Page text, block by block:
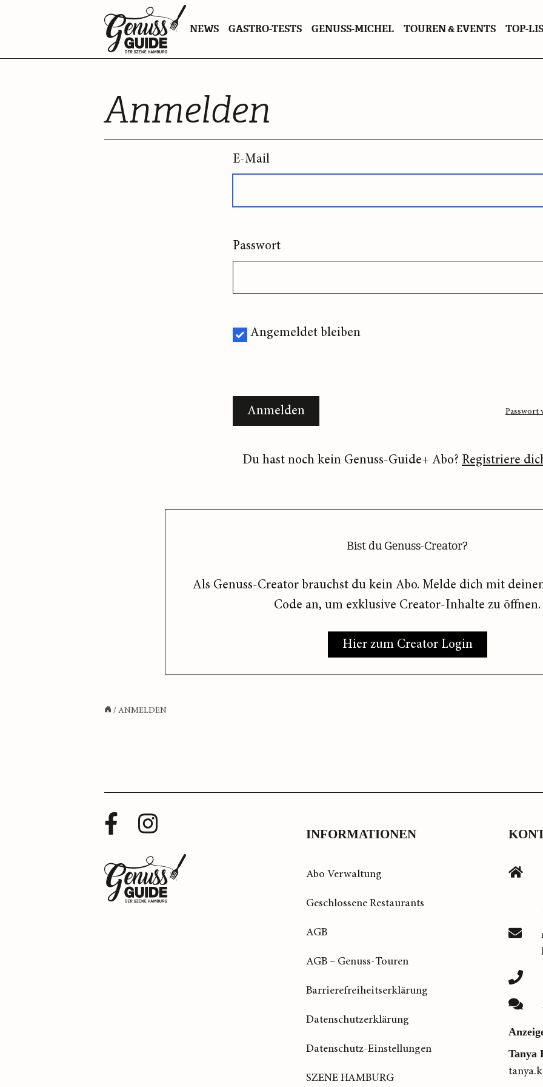
Zurück
zur
Startseite
NEWS GASTRO-TESTS GENUSS-MICHEL TOUREN & EVENTS TOP-
Anmelden
E-Mail
Passwort
Angemeldet bleiben
Anmelden Passwort
Du hast noch kein Genuss-Guide+ Abo? Registriere
Bist du Genuss-Creator?
Als Genuss-Creator brauchst du kein Abo. Melde dich mit
Code an, um exklusive Creator-Inhalte zu öffnen.
Hier zum Creator Login
/ ANMELDEN
Facebook
Profil
Instagram
Profil
Zurück
zur
Startseite
INFORMATIONEN
Abo Verwaltung
Geschlossene Restaurants
AGB
AGB – Genuss-Touren
Barrierefreiheitserklärung
Datenschutzerklärung
Datenschutz-Einstellungen
SZENE HAMBURG
Tanya